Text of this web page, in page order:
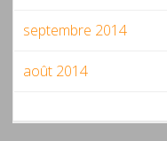
septembre 2014
août 2014